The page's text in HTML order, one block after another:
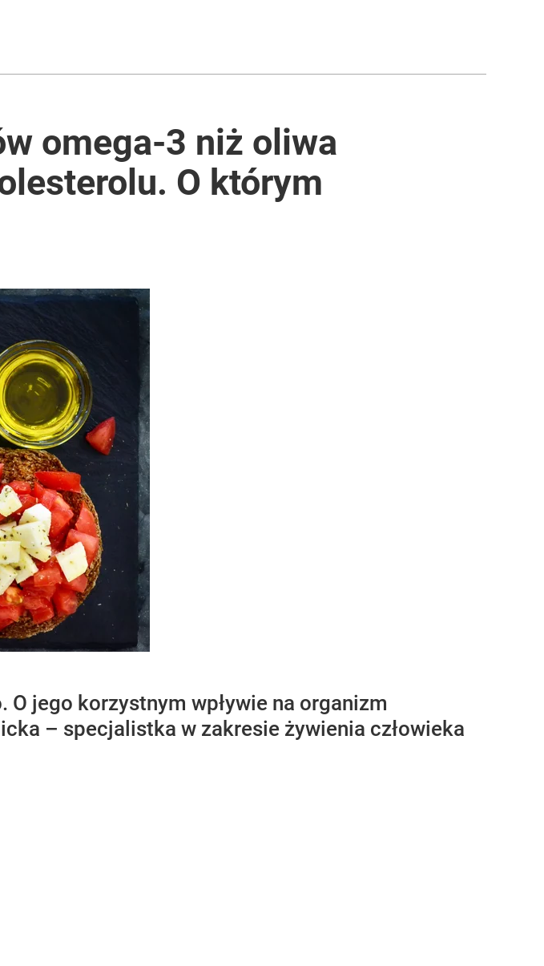
omega-3 niż oliwa
O którym
jego korzystnym wpływie na organizm
– specjalistka w zakresie żywienia człowieka